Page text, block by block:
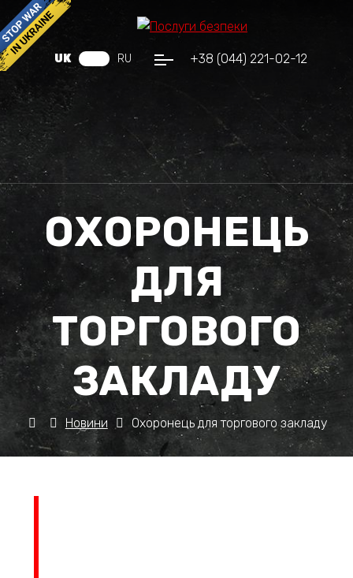
+38 (044) 221-02-12
UK RU
ОХОРОНЕЦЬ
ДЛЯ
ТОРГОВОГО
ЗАКЛАДУ
Новини Охоронець для торгового закладу